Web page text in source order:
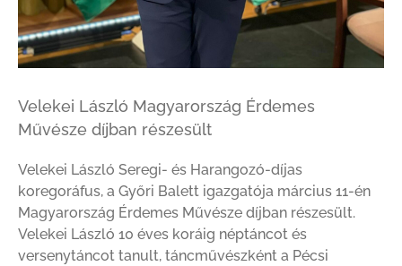
Velekei László Magyarország Érdemes
Művésze díjban részesült
Velekei László Seregi- és Harangozó-díjas
koregoráfus, a Győri Balett igazgatója március 11-én
Magyarország Érdemes Művésze díjban részesült.
Velekei László 10 éves koráig néptáncot és
versenytáncot tanult, táncművészként a Pécsi